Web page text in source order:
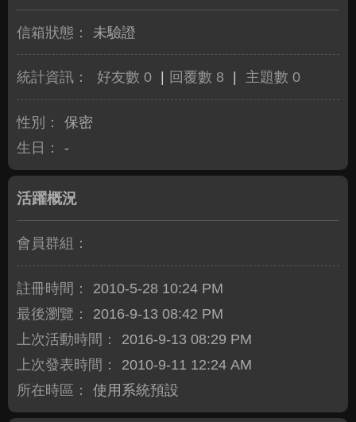
信箱狀態： 未驗證
統計資訊： 好友數 0 回覆數 8 主題數 0
性別：
保密
生日：
-
活躍概況
會員群組：
註冊時間：
2010-5-28 10:24 PM
最後瀏覽：
2016-9-13 08:42 PM
上次活動時間：
2016-9-13 08:29 PM
上次發表時間：
2010-9-11 12:24 AM
所在時區：
使用系統預設